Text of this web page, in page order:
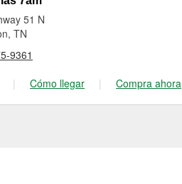
51 N
TN
9361
| Cómo llegar | Compra ahora